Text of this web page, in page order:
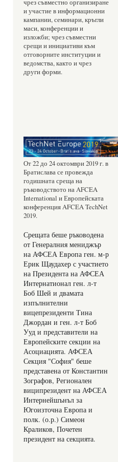
чрез съвместно организиране
и участие в информационни
кампании, семинари, кръгли
маси, конференции и
изложби; чрез съвместни
срещи и инициативи към
отговорните институции и
ведомства, както и чрез
други форми.
От 22 до 24 октомври 2019 г. в
Братислава се провежда
годишната среща на
ръководството на AFCEA
International и Европейската
конференция AFCEA TechNet
2019.
Срещата беше ръководена
от Генералния мениджър
на АФСЕА Европа ген. м-р
Ерик Щаудахер с участието
на Президента на АФСЕА
Интернатионал ген. л-т
Боб Шей и двамата
изпълнителни
вицепрезиденти Тина
Джордан и ген. л-т Боб
Ууд и представители на
Европейските секции на
Асоциацията. АФСЕА
Секция "София" беше
представена от Константин
Зографов, Регионален
виципрезидент на АФСЕА
Интернейшънъл за
Югоизточна Европа и
полк. (о.р.) Симеон
Краликов, Почетен
президент на секцията.